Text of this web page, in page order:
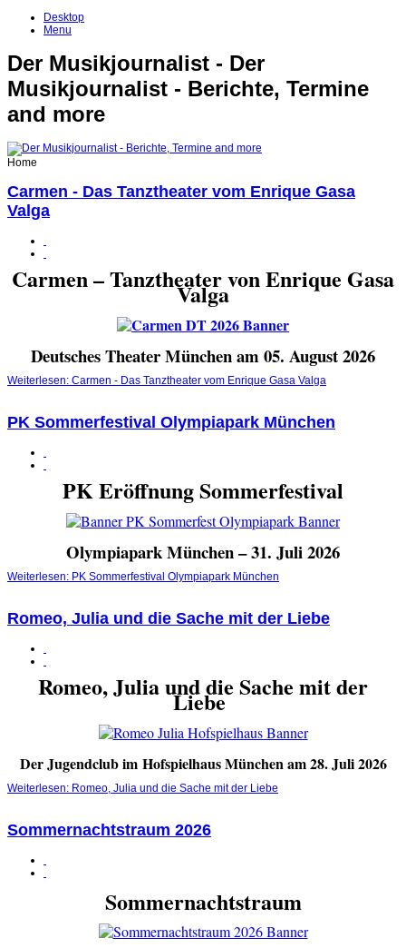
Desktop
Menu
Der Musikjournalist - Der
Musikjournalist - Berichte, Termine
and more
Home
Carmen - Das Tanztheater vom Enrique Gasa
Valga
Carmen – Tanztheater von Enrique Gasa
Valga
Deutsches Theater München am 05. August 2026
Weiterlesen: Carmen - Das Tanztheater vom Enrique Gasa Valga
PK Sommerfestival Olympiapark München
PK Eröffnung Sommerfestival
Olympiapark München – 31. Juli 2026
Weiterlesen: PK Sommerfestival Olympiapark München
Romeo, Julia und die Sache mit der Liebe
Romeo, Julia und die Sache mit der
Liebe
Der Jugendclub im Hofspielhaus München am 28. Juli 2026
Weiterlesen: Romeo, Julia und die Sache mit der Liebe
Sommernachtstraum 2026
Sommernachtstraum